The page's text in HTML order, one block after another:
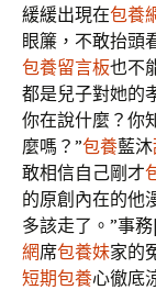
緩緩出現在包養
眼簾，不敢抬頭
包養留言板也不
都是兒子對她的
你在說什麼？你
麼嗎？”包養藍沐
敢相信自己剛才
的原創內在的他
多該走了。”事
網席包養妹家的
短期包養心徹底